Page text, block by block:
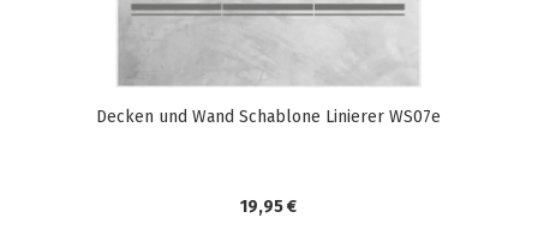
Decken und Wand Schablone Linierer WS07e
19,95 €